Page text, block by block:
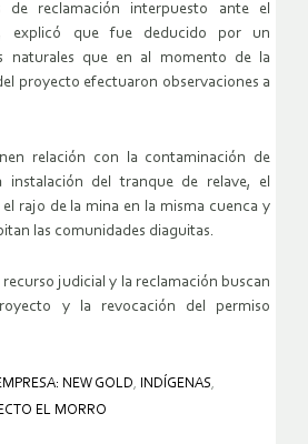
de reclamación interpuesto ante el
explicó que fue deducido por un
naturales que en al momento de la
proyecto efectuaron observaciones a
relación con la contaminación de
instalación del tranque de relave, el
rajo de la mina en la misma cuenca y
las comunidades diaguitas.
judicial y la reclamación buscan
y la revocación del permiso
NEW GOLD, INDÍGENAS,
EL MORRO